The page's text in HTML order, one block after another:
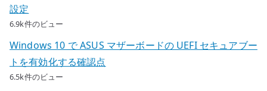
設定
6.9k件のビュー
Windows 10 で ASUS マザーボードの UEFI セキュアブー
トを有効化する確認点
6.5k件のビュー